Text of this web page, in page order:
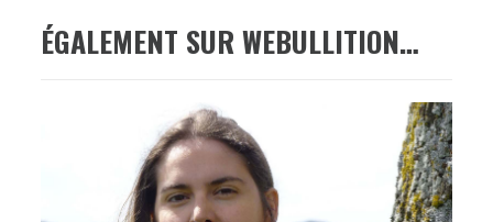
ÉGALEMENT SUR WEBULLITION…